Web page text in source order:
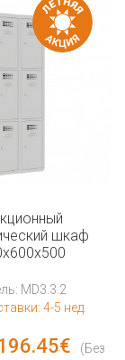
шкаф
MD3.3.2
4-5 нед.
(Без